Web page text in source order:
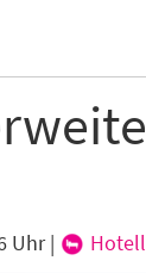
Uhr|